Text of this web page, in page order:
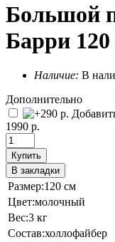
Большой
Барри
Наличие: В
Дополнительно
1990 р.
Купить
В закладки
Размер:120 см
Цвет:молочный
Вес:3 кг
Состав:холлофайбер